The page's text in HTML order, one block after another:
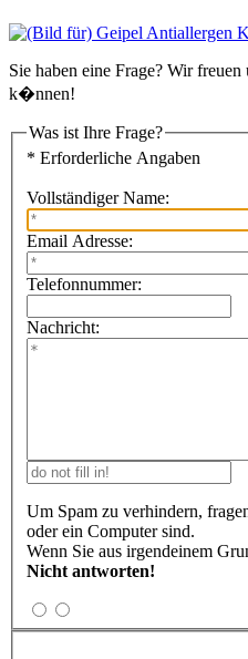
Sie haben eine Frage? Wir
k�nnen!
Was ist Ihre Frage?
* Erforderliche Angaben
Vollständiger Name:
Email Adresse:
Telefonnummer:
Nachricht:
Um Spam zu verhindern,
oder ein Computer sind.
Wenn Sie aus irgendeinem
Nicht antworten!